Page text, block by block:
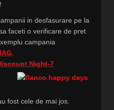
in desfasurare pe la
faceti o verificare de pret
campania
Night-7
fost cele de mai jos.